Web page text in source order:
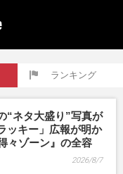
ランキング
“ネタ大盛り”写真が
ッキー」広報が明か
々ゾーン』の全容
2026/8/7